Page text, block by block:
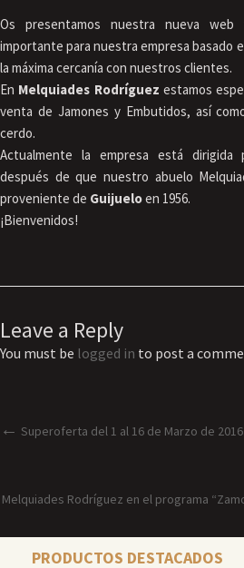
Os presentamos nuestra nueva
importante para nuestra empresa basado
la máxima cercanía con nuestros clientes.
En Melquiades Rodríguez estamos
venta de Jamones‬ y Embutidos,‬ así
cerdo.
Actualmente la empresa está dirigida
después de que nuestro abuelo
proveniente de Guijueloen 1956.
¡‪Bienvenidos‬!
Leave a Reply
You must be logged in to post a
Superoferta del 1 al 16 de Marzo de 2016
Melquiades Rodríguez en el programa
PRODUCTOS DESTACADOS